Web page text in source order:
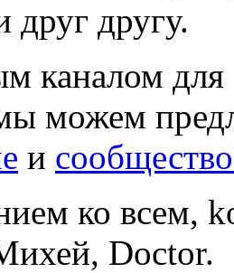
друг другу.
каналом
можем
и
ко всем,
Doctor.